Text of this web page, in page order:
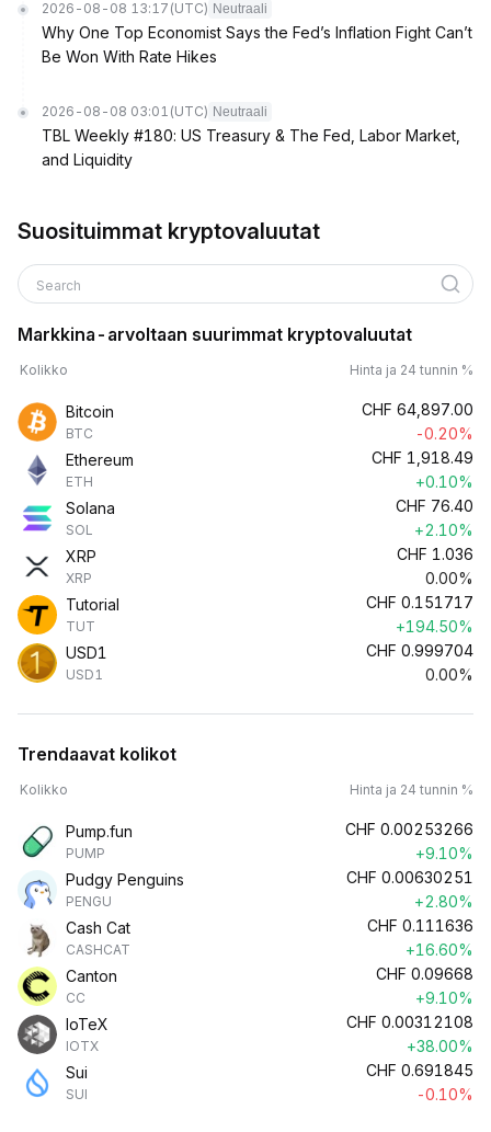
2026-08-08 13:17 (UTC) Neutraali
Why One Top Economist Says the Fed’s Inflation Fight Can’t
Be Won With Rate Hikes
2026-08-08 03:01 (UTC) Neutraali
TBL Weekly #180: US Treasury & The Fed, Labor Market,
and Liquidity
Suosituimmat kryptovaluutat
Search
Markkina-arvoltaan suurimmat kryptovaluutat
Kolikko Hinta ja 24 tunnin %
Bitcoin
BTC
CHF 64,897.00
-0.20%
Ethereum
ETH
CHF 1,918.49
+0.10%
Solana
SOL
CHF 76.40
+2.10%
XRP
XRP
CHF 1.036
0.00%
Tutorial
TUT
CHF 0.151717
+194.50%
USD1
USD1
CHF 0.999704
0.00%
Trendaavat kolikot
Kolikko Hinta ja 24 tunnin %
Pump.fun
PUMP
CHF 0.00253266
+9.10%
Pudgy Penguins
PENGU
CHF 0.00630251
+2.80%
Cash Cat
CASHCAT
CHF 0.111636
+16.60%
Canton
CC
CHF 0.09668
+9.10%
IoTeX
IOTX
CHF 0.00312108
+38.00%
Sui
SUI
CHF 0.691845
-0.10%